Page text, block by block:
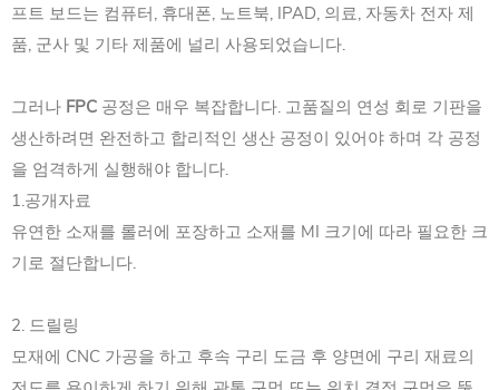
프트 보드는 컴퓨터, 휴대폰, 노트북, IPAD, 의료, 자동차 전자 제
품, 군사 및 기타 제품에 널리 사용되었습니다.
그러나 FPC 공정은 매우 복잡합니다. 고품질의 연성 회로 기판을
생산하려면 완전하고 합리적인 생산 공정이 있어야 하며 각 공정
을 엄격하게 실행해야 합니다.
1.공개자료
유연한 소재를 롤러에 포장하고 소재를 MI 크기에 따라 필요한 크
기로 절단합니다.
2. 드릴링
모재에 CNC 가공을 하고 후속 구리 도금 후 양면에 구리 재료의